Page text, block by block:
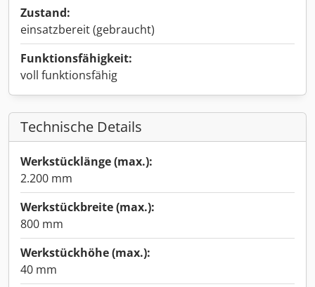
Zustand:
einsatzbereit (gebraucht)
Funktionsfähigkeit:
voll funktionsfähig
Technische Details
Werkstücklänge (max.):
2.200 mm
Werkstückbreite (max.):
800 mm
Werkstückhöhe (max.):
40 mm